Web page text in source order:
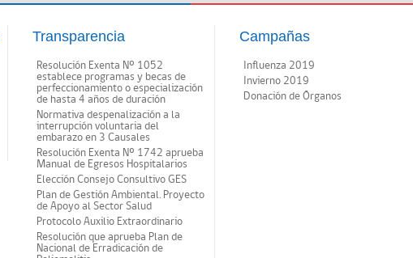
Transparencia
Resolución Exenta Nº 1052
establece programas y becas de
perfeccionamiento o especialización
de hasta 4 años de duración
Normativa despenalización a la
interrupción voluntaria del
embarazo en 3 Causales
Resolución Exenta Nº 1742 aprueba
Manual de Egresos Hospitalarios
Elección Consejo Consultivo GES
Plan de Gestión Ambiental. Proyecto
de Apoyo al Sector Salud
Protocolo Auxilio Extraordinario
Resolución que aprueba Plan de
Nacional de Erradicación de
Campañas
Influenza 2019
Invierno 2019
Donación de Órganos